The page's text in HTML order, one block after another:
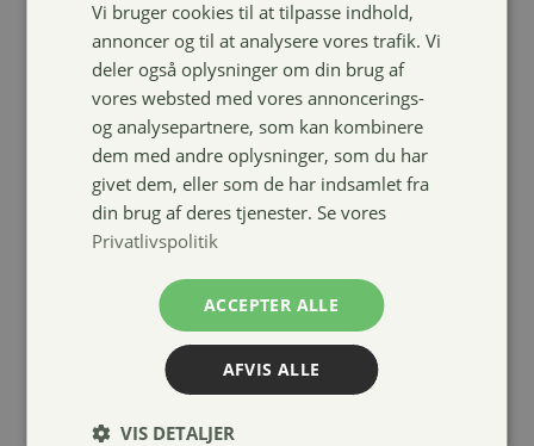
springgjord
med imiteret
lammeskind
449,00kr.
Vi bruger cookies til at tilpasse indhold,
annoncer og til at analysere vores trafik. Vi
deler også oplysninger om din brug af
vores websted med vores annoncerings-
og analysepartnere, som kan kombinere
dem med andre oplysninger, som du har
givet dem, eller som de har indsamlet fra
din brug af deres tjenester. Se vores
Privatlivspolitik
ACCEPTER ALLE
AFVIS ALLE
VIS DETALJER